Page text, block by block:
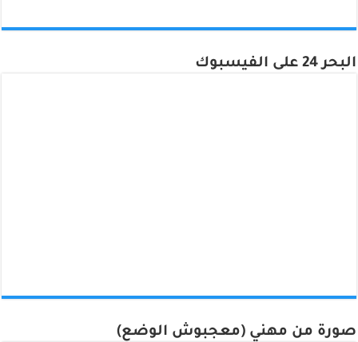
البحر 24 على الفيسبوك
صورة من مهني (معجبوش الوضع)